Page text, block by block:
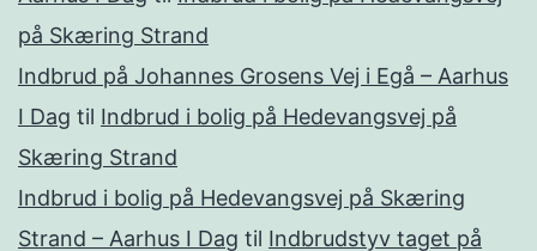
på Skæring Strand
Indbrud på Johannes Grosens Vej i Egå – Aarhus
I Dag til Indbrud i bolig på Hedevangsvej på
Skæring Strand
Indbrud i bolig på Hedevangsvej på Skæring
Strand – Aarhus I Dag til Indbrudstyv taget på